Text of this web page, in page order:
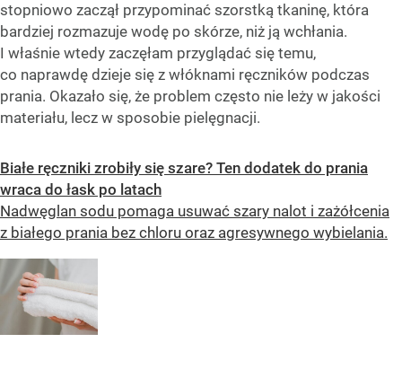
stopniowo zaczął przypominać szorstką tkaninę, która
bardziej rozmazuje wodę po skórze, niż ją wchłania.
I właśnie wtedy zaczęłam przyglądać się temu,
co naprawdę dzieje się z włóknami ręczników podczas
prania. Okazało się, że problem często nie leży w jakości
materiału, lecz w sposobie pielęgnacji.
Białe ręczniki zrobiły się szare? Ten dodatek do prania
wraca do łask po latach
Nadwęglan sodu pomaga usuwać szary nalot i zażółcenia
z białego prania bez chloru oraz agresywnego wybielania.